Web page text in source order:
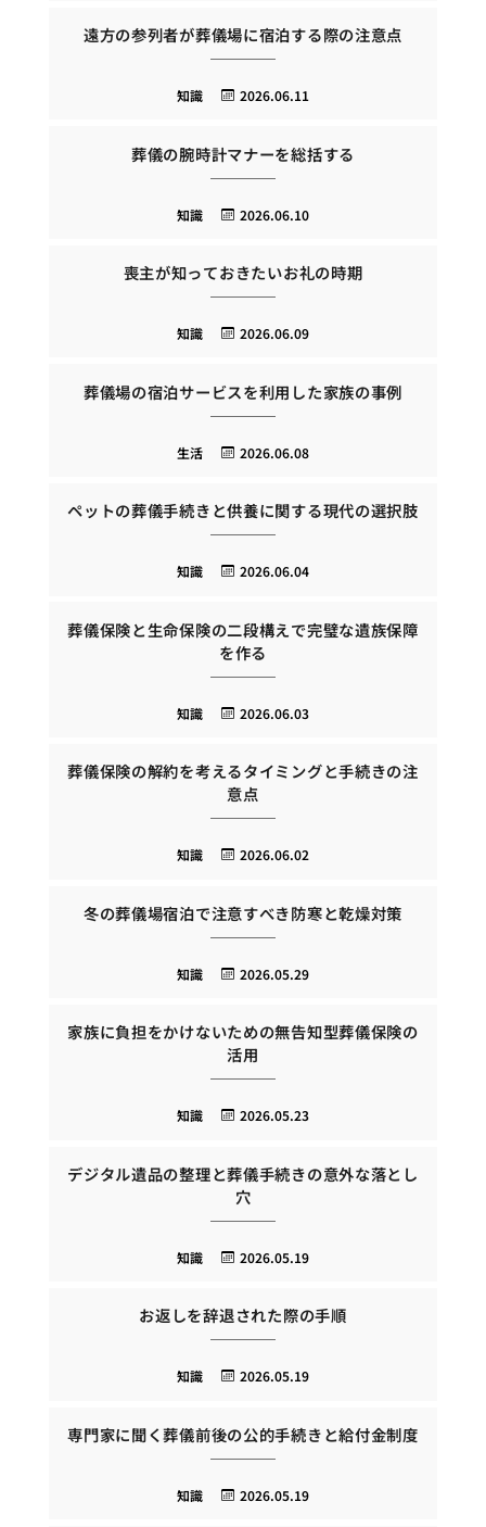
遠方の参列者が葬儀場に宿泊する際の注意点
2026.06.11
知識
葬儀の腕時計マナーを総括する
2026.06.10
知識
喪主が知っておきたいお礼の時期
2026.06.09
知識
葬儀場の宿泊サービスを利用した家族の事例
2026.06.08
生活
ペットの葬儀手続きと供養に関する現代の選択肢
2026.06.04
知識
葬儀保険と生命保険の二段構えで完璧な遺族保障
を作る
2026.06.03
知識
葬儀保険の解約を考えるタイミングと手続きの注
意点
2026.06.02
知識
冬の葬儀場宿泊で注意すべき防寒と乾燥対策
2026.05.29
知識
家族に負担をかけないための無告知型葬儀保険の
活用
2026.05.23
知識
デジタル遺品の整理と葬儀手続きの意外な落とし
穴
2026.05.19
知識
お返しを辞退された際の手順
2026.05.19
知識
専門家に聞く葬儀前後の公的手続きと給付金制度
2026.05.19
知識